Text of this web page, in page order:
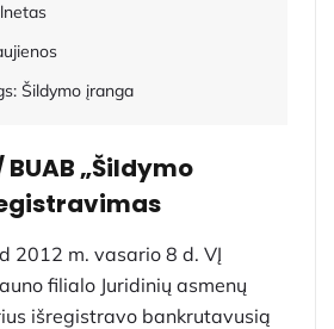
Šildymo įranga
„Šildymo
2012 m. vasario 8 d. VĮ
filialo Juridinių asmenų
išregistravo bankrutavusią